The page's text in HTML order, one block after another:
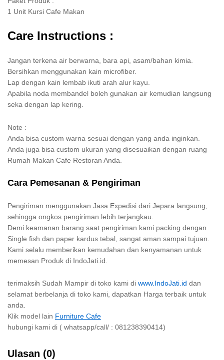
1 Unit Kursi Cafe Makan
Care Instructions :
Jangan terkena air berwarna, bara api, asam/bahan kimia.
Bersihkan menggunakan kain microfiber.
Lap dengan kain lembab ikuti arah alur kayu.
Apabila noda membandel boleh gunakan air kemudian langsung
seka dengan lap kering.
Note :
Anda bisa custom warna sesuai dengan yang anda inginkan.
Anda juga bisa custom ukuran yang disesuaikan dengan ruang
Rumah Makan Cafe Restoran Anda.
Cara Pemesanan & Pengiriman
Pengiriman menggunakan Jasa Expedisi dari Jepara langsung,
sehingga ongkos pengiriman lebih terjangkau.
Demi keamanan barang saat pengiriman kami packing dengan
Single fish dan paper kardus tebal, sangat aman sampai tujuan.
Kami selalu memberikan kemudahan dan kenyamanan untuk
memesan Produk di IndoJati.id.
terimaksih Sudah Mampir di toko kami di www.IndoJati.id dan
selamat berbelanja di toko kami, dapatkan Harga terbaik untuk
anda.
Klik model lain Furniture Cafe
hubungi kami di ( whatsapp/call/ : 081238390414)
Ulasan (0)